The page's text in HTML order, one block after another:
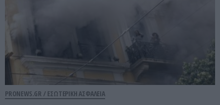
PRONEWS.GR / ΕΣΩΤΕΡΙΚΗ ΑΣΦΑΛΕΙΑ